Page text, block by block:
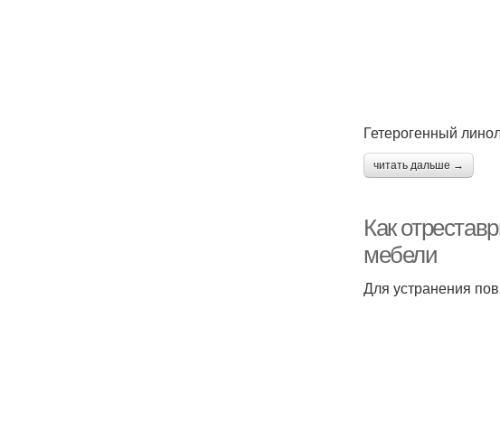
Гетерогенный
читать дальше →
Как
мебели
Для устранения